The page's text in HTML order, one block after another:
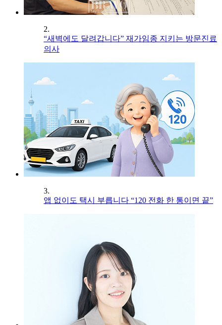
2.
“새벽에도 달려갑니다” 재가임종 지키는 방문진료
의사
3.
앱 없이도 택시 부릅니다 “120 전화 한 통이면 끝”